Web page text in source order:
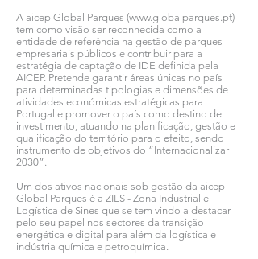
A aicep Global Parques (www.globalparques.pt)
tem como visão ser reconhecida como a
entidade de referência na gestão de parques
empresariais públicos e contribuir para a
estratégia de captação de IDE definida pela
AICEP. Pretende garantir áreas únicas no país
para determinadas tipologias e dimensões de
atividades económicas estratégicas para
Portugal e promover o país como destino de
investimento, atuando na planificação, gestão e
qualificação do território para o efeito, sendo
instrumento de objetivos do “Internacionalizar
2030”.
Um dos ativos nacionais sob gestão da aicep
Global Parques é a ZILS - Zona Industrial e
Logística de Sines que se tem vindo a destacar
pelo seu papel nos sectores da transição
energética e digital para além da logística e
indústria química e petroquímica.